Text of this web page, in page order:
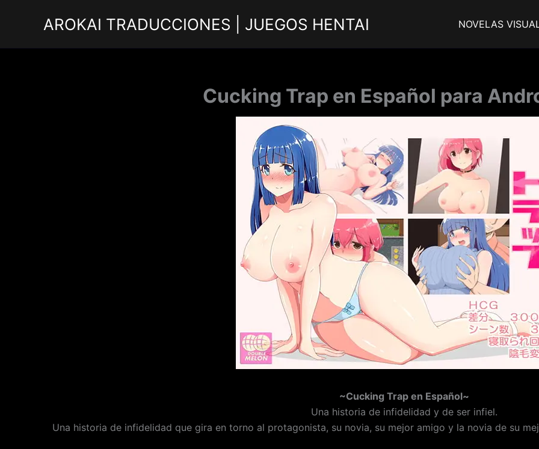
AROKAI TRADUCCIONES | JUEGOS HENTAI NOVELAS
Cucking Trap en Español para
~Cucking Trap en Español~
Una historia de infidelidad y de ser infiel.
Una historia de infidelidad que gira en torno al protagonista, su novia, su mejor amigo y la novia de su